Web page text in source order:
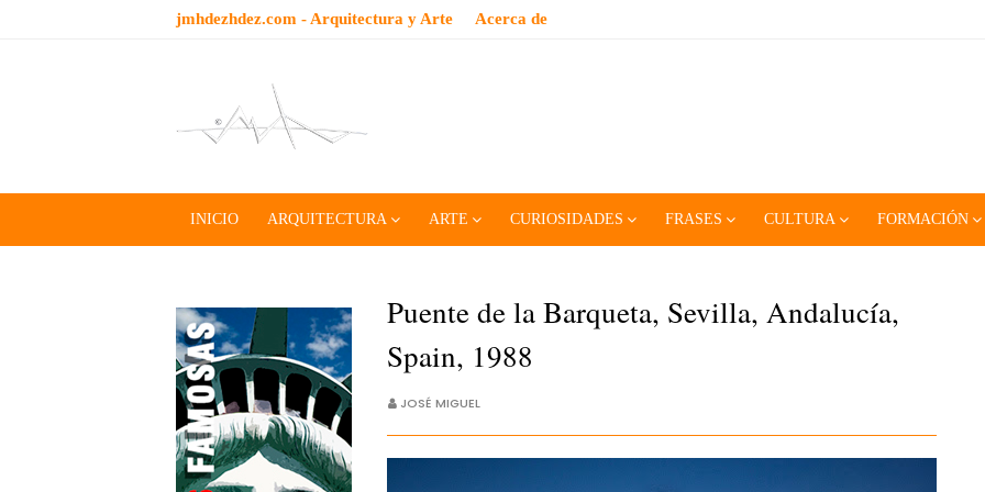
jmhdezhdez.com - Arquitectura y Arte Acerca de
INICIO ARQUITECTURA ARTE CURIOSIDADES FRASES CULTURA FORMACIÓN
Puente de la Barqueta, Sevilla, Andalucía,
Spain, 1988
JOSÉ MIGUEL